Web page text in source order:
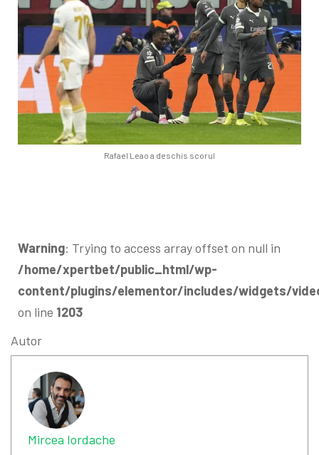
Rafael Leao a deschis scorul
Warning: Trying to access array offset on null in
/home/xpertbet/public_html/wp-
content/plugins/elementor/includes/widgets/
on line 1203
Autor
Mircea Iordache